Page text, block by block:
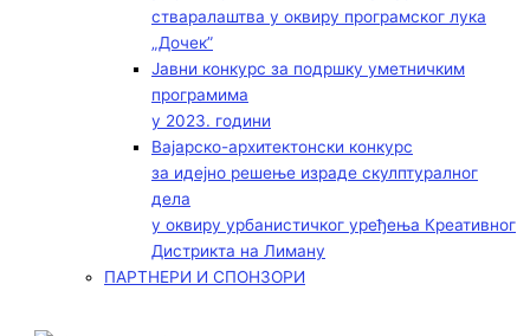
стваралаштва у оквиру програмског лука
„Дочек”
Јавни конкурс за подршку уметничким
програмима
у 2023. години
Вајарско-архитектонски конкурс
за идејно решење израде скулптуралног
дела
у оквиру урбанистичког уређења Креативног
Дистрикта на Лиману
ПАРТНЕРИ И СПОНЗОРИ